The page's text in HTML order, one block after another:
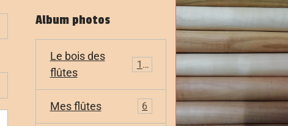
Album photos
Le bois des
flûtes
11
Mes flûtes 6